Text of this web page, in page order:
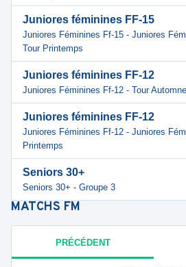
Juniores féminines FF-15
Juniores Féminines Ff-15 - Juniores
Tour Printemps
Juniores féminines FF-12
Juniores Féminines Ff-12 - Tour Automne
Juniores féminines FF-12
Juniores Féminines Ff-12 - Juniores
Printemps
Seniors 30+
Seniors 30+ - Groupe 3
MATCHS FM
PRÉCÉDENT